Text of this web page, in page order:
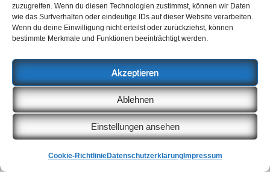
zuzugreifen. Wenn du diesen Technologien zustimmst, können wir Daten
wie das Surfverhalten oder eindeutige IDs auf dieser Website verarbeiten.
Wenn du deine Einwilligung nicht erteilst oder zurückziehst, können
bestimmte Merkmale und Funktionen beeinträchtigt werden.
Akzeptieren
Ablehnen
Einstellungen ansehen
Cookie-RichtlinieDatenschutzerklärungImpressum